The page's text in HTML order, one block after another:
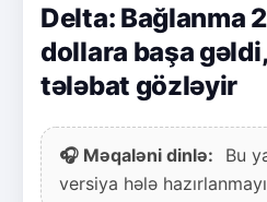
Delta: Bağlanma
dollara başa
tələbat gözləyir
🎧 Məqaləni dinlə:
Bu
versiya hələ